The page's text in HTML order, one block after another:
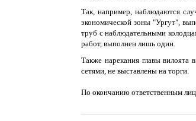
Так, например, наблюдаются
экономической зоны "Ургут",
труб с наблюдательными
работ, выполнен лишь один.
Также нарекания главы
сетями, не выставлены на торги.
По окончанию ответственным